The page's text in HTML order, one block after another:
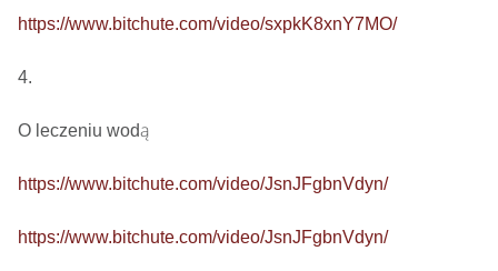
https://www.bitchute.com/video/sxpkK8xnY7MO/
4.
O leczeniu wodą
https://www.bitchute.com/video/JsnJFgbnVdyn/
https://www.bitchute.com/video/JsnJFgbnVdyn/